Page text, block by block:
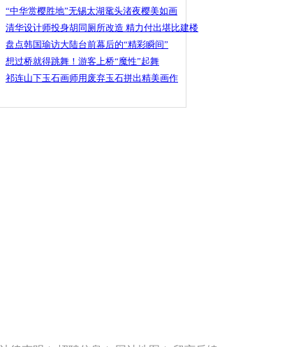
“中华赏樱胜地”无锡太湖鼋头渚夜樱美如画
清华设计师投身胡同厕所改造 精力付出堪比建楼
盘点韩国瑜访大陆台前幕后的“精彩瞬间”
想过桥就得跳舞！游客上桥“魔性”起舞
祁连山下玉石画师用废弃玉石拼出精美画作